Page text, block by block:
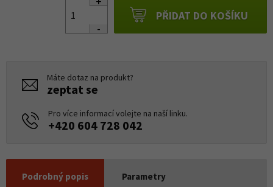
PŘIDAT DO KOŠÍKU
Máte dotaz na produkt?
zeptat se
Pro více informací volejte na naší linku.
+420 604 728 042
Podrobný popis Parametry